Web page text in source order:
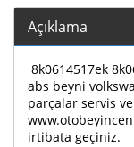
Açıklama
8k0614517ek
abs beyni
parçalar servis
irtibata geçiniz.